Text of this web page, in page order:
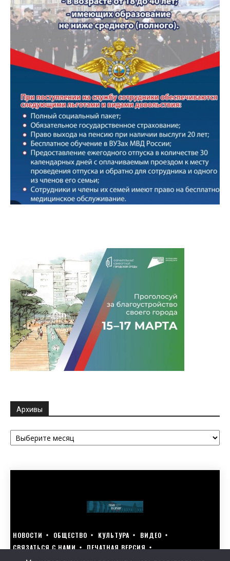
Архивы
Архивы
НОВОСТИ ОБЩЕСТВО КУЛЬТУРА
ВИДЕО
СВЯЗАТЬСЯ С НАМИ
ПЕЧАТНАЯ ВЕРСИЯ